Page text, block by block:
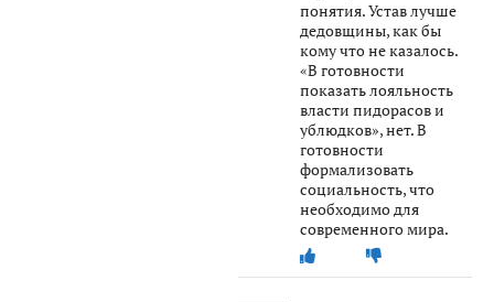
понятия. Устав лучше
дедовщины, как бы
кому что не казалось.
«В готовности
показать лояльность
власти пидорасов и
ублюдков», нет. В
готовности
формализовать
социальность, что
необходимо для
современного мира.